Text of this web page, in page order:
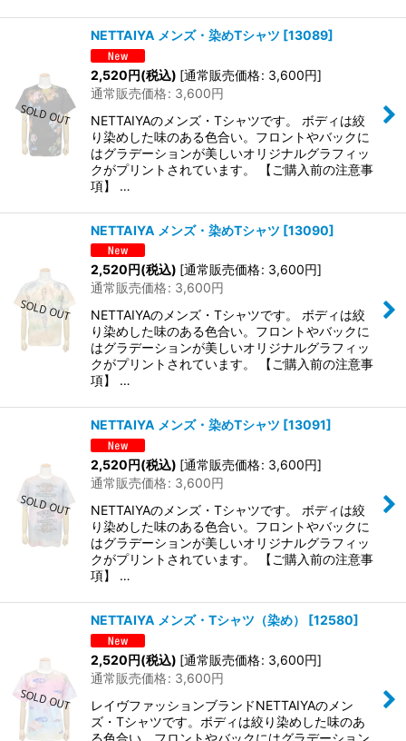
NETTAIYA メンズ・染めTシャツ [13089]
2,520円(税込) [通常販売価格: 3,600円]
通常販売価格: 3,600円
NETTAIYAのメンズ・Tシャツです。 ボディは絞
り染めした味のある色合い。フロントやバックに
はグラデーションが美しいオリジナルグラフィッ
クがプリントされています。 【ご購入前の注意事
項】 …
NETTAIYA メンズ・染めTシャツ [13090]
2,520円(税込) [通常販売価格: 3,600円]
通常販売価格: 3,600円
NETTAIYAのメンズ・Tシャツです。 ボディは絞
り染めした味のある色合い。フロントやバックに
はグラデーションが美しいオリジナルグラフィッ
クがプリントされています。 【ご購入前の注意事
項】 …
NETTAIYA メンズ・染めTシャツ [13091]
2,520円(税込) [通常販売価格: 3,600円]
通常販売価格: 3,600円
NETTAIYAのメンズ・Tシャツです。 ボディは絞
り染めした味のある色合い。フロントやバックに
はグラデーションが美しいオリジナルグラフィッ
クがプリントされています。 【ご購入前の注意事
項】 …
NETTAIYA メンズ・Tシャツ（染め） [12580]
2,520円(税込) [通常販売価格: 3,600円]
通常販売価格: 3,600円
レイヴファッションブランドNETTAIYAのメン
ズ・Tシャツです。ボディは絞り染めした味のあ
る色合い。フロントやバックにはグラデーション